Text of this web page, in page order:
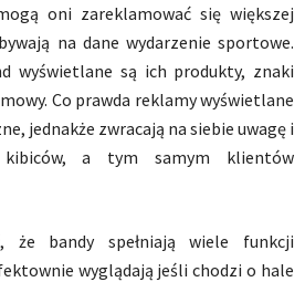
oni zareklamować się większej
na dane wydarzenie sportowe.
wyświetlane są ich produkty, znaki
Co prawda reklamy wyświetlane
jednakże zwracają na siebie uwagę i
a tym samym klientów
że bandy spełniają wiele funkcji
wyglądają jeśli chodzi o hale